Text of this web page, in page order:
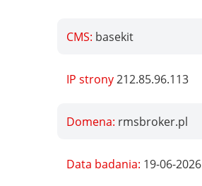
CMS: basekit
IP strony212.85.96.113
Domena: rmsbroker.pl
Data badania: 19-06-2026